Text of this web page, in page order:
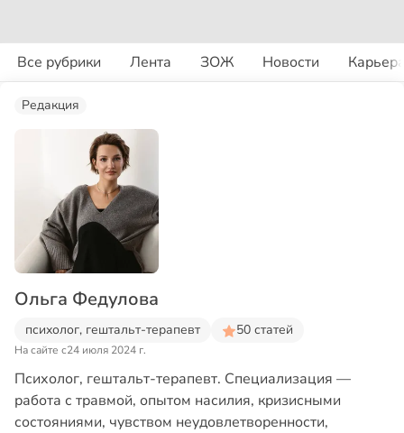
Все рубрики Лента ЗОЖ Новости
Редакция
Ольга Федулова
психолог, гештальт-терапевт 50 статей
На сайте с24 июля 2024 г.
Психолог, гештальт-терапевт. Специализация —
работа с травмой, опытом насилия, кризисными
состояниями, чувством неудовлетворенности,